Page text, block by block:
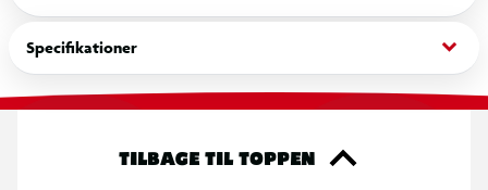
Medaljen leveres med bånd, så den nemt kan hænges om
halsen og bæres med stolthed.
Specifikationer
Specifikationer keyboard_arrow_down
TILBAGE TIL TOPPEN